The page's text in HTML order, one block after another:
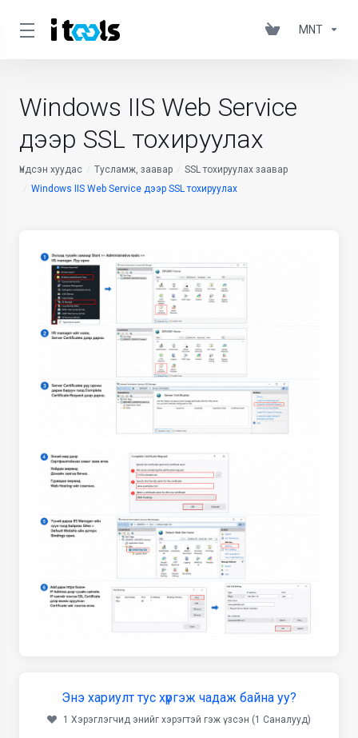
MNT
Windows IIS Web Service
дээр SSL тохируулах
Үндсэн хуудас Тусламж, заавар
SSL тохируулах заавар
Windows IIS Web Service дээр SSL тохируулах
Энэ хариулт тус хүргэж чадаж байна уу?
1 Хэрэглэгчид энийг хэрэгтэй гэж үзсэн (1 Саналууд)